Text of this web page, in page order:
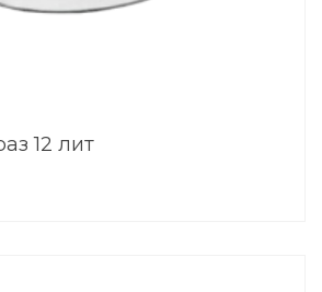
12 лит